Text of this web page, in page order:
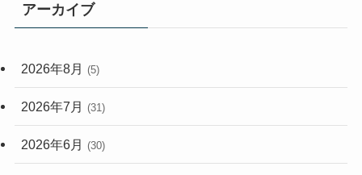
(33)
(248)
アーカイブ
2026年8月 (5)
2026年7月 (31)
2026年6月 (30)